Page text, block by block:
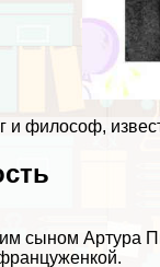
философ,
сыном Артура